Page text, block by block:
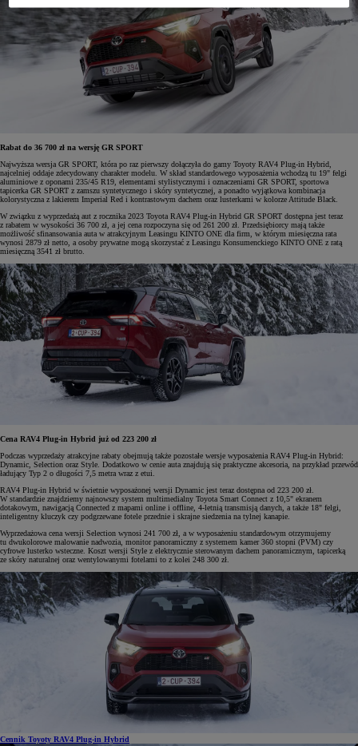
Rabat do 36 700 zł na wersję GR SPORT
Najwyższa wersja GR SPORT, która po raz pierwszy dołączyła do gamy Toyoty RAV4 Plug-in Hybrid,
najcelniej oddaje zdecydowany charakter modelu. W skład standardowego wyposażenia wchodzą tu 19" felgi
aluminiowe z oponami 235/45 R19, elementami stylistycznymi i oznaczeniami GR SPORT, sportowa
tapicerka GR SPORT z zamszu syntetycznego i skóry syntetycznej, a ponadto wyjątkowa kombinacja
kolorystyczna z lakierem Imperial Red i kontrastowym dachem oraz lusterkami w kolorze Attitude Black.
W związku z wyprzedażą aut z rocznika 2023 Toyota RAV4 Plug-in Hybrid GR SPORT dostępna jest teraz
z rabatem w wysokości 36 700 zł, a jej cena rozpoczyna się od 261 200 zł. Przedsiębiorcy mają także
możliwość sfinansowania auta w atrakcyjnym Leasingu KINTO ONE dla firm, w którym miesięczna rata
wynosi 2879 zł netto, a osoby prywatne mogą skorzystać z Leasingu Konsumenckiego KINTO ONE z ratą
miesięczną 3541 zł brutto.
Cena RAV4 Plug-in Hybrid już od 223 200 zł
Podczas wyprzedaży atrakcyjne rabaty obejmują także pozostałe wersje wyposażenia RAV4 Plug-in Hybrid:
Dynamic, Selection oraz Style. Dodatkowo w cenie auta znajdują się praktyczne akcesoria, na przykład przewód
ładujący Typ 2 o długości 7,5 metra wraz z etui.
RAV4 Plug-in Hybrid w świetnie wyposażonej wersji Dynamic jest teraz dostępna od 223 200 zł.
W standardzie znajdziemy najnowszy system multimedialny Toyota Smart Connect z 10,5" ekranem
dotakowym, nawigacją Connected z mapami online i offline, 4-letnią transmisją danych, a także 18" felgi,
inteligentny kluczyk czy podgrzewane fotele przednie i skrajne siedzenia na tylnej kanapie.
Wyprzedażowa cena wersji Selection wynosi 241 700 zł, a w wyposażeniu standardowym otrzymujemy
tu dwukolorowe malowanie nadwozia, monitor panoramiczny z systemem kamer 360 stopni (PVM) czy
cyfrowe lusterko wsteczne. Koszt wersji Style z elektrycznie sterowanym dachem panoramicznym, tapicerką
ze skóry naturalnej oraz wentylowanymi fotelami to z kolei 248 300 zł.
Cennik Toyoty RAV4 Plug-in Hybrid